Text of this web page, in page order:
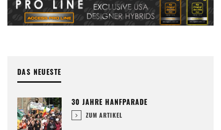
DAS NEUESTE
30 JAHRE HANFPARADE
ZUM ARTIKEL